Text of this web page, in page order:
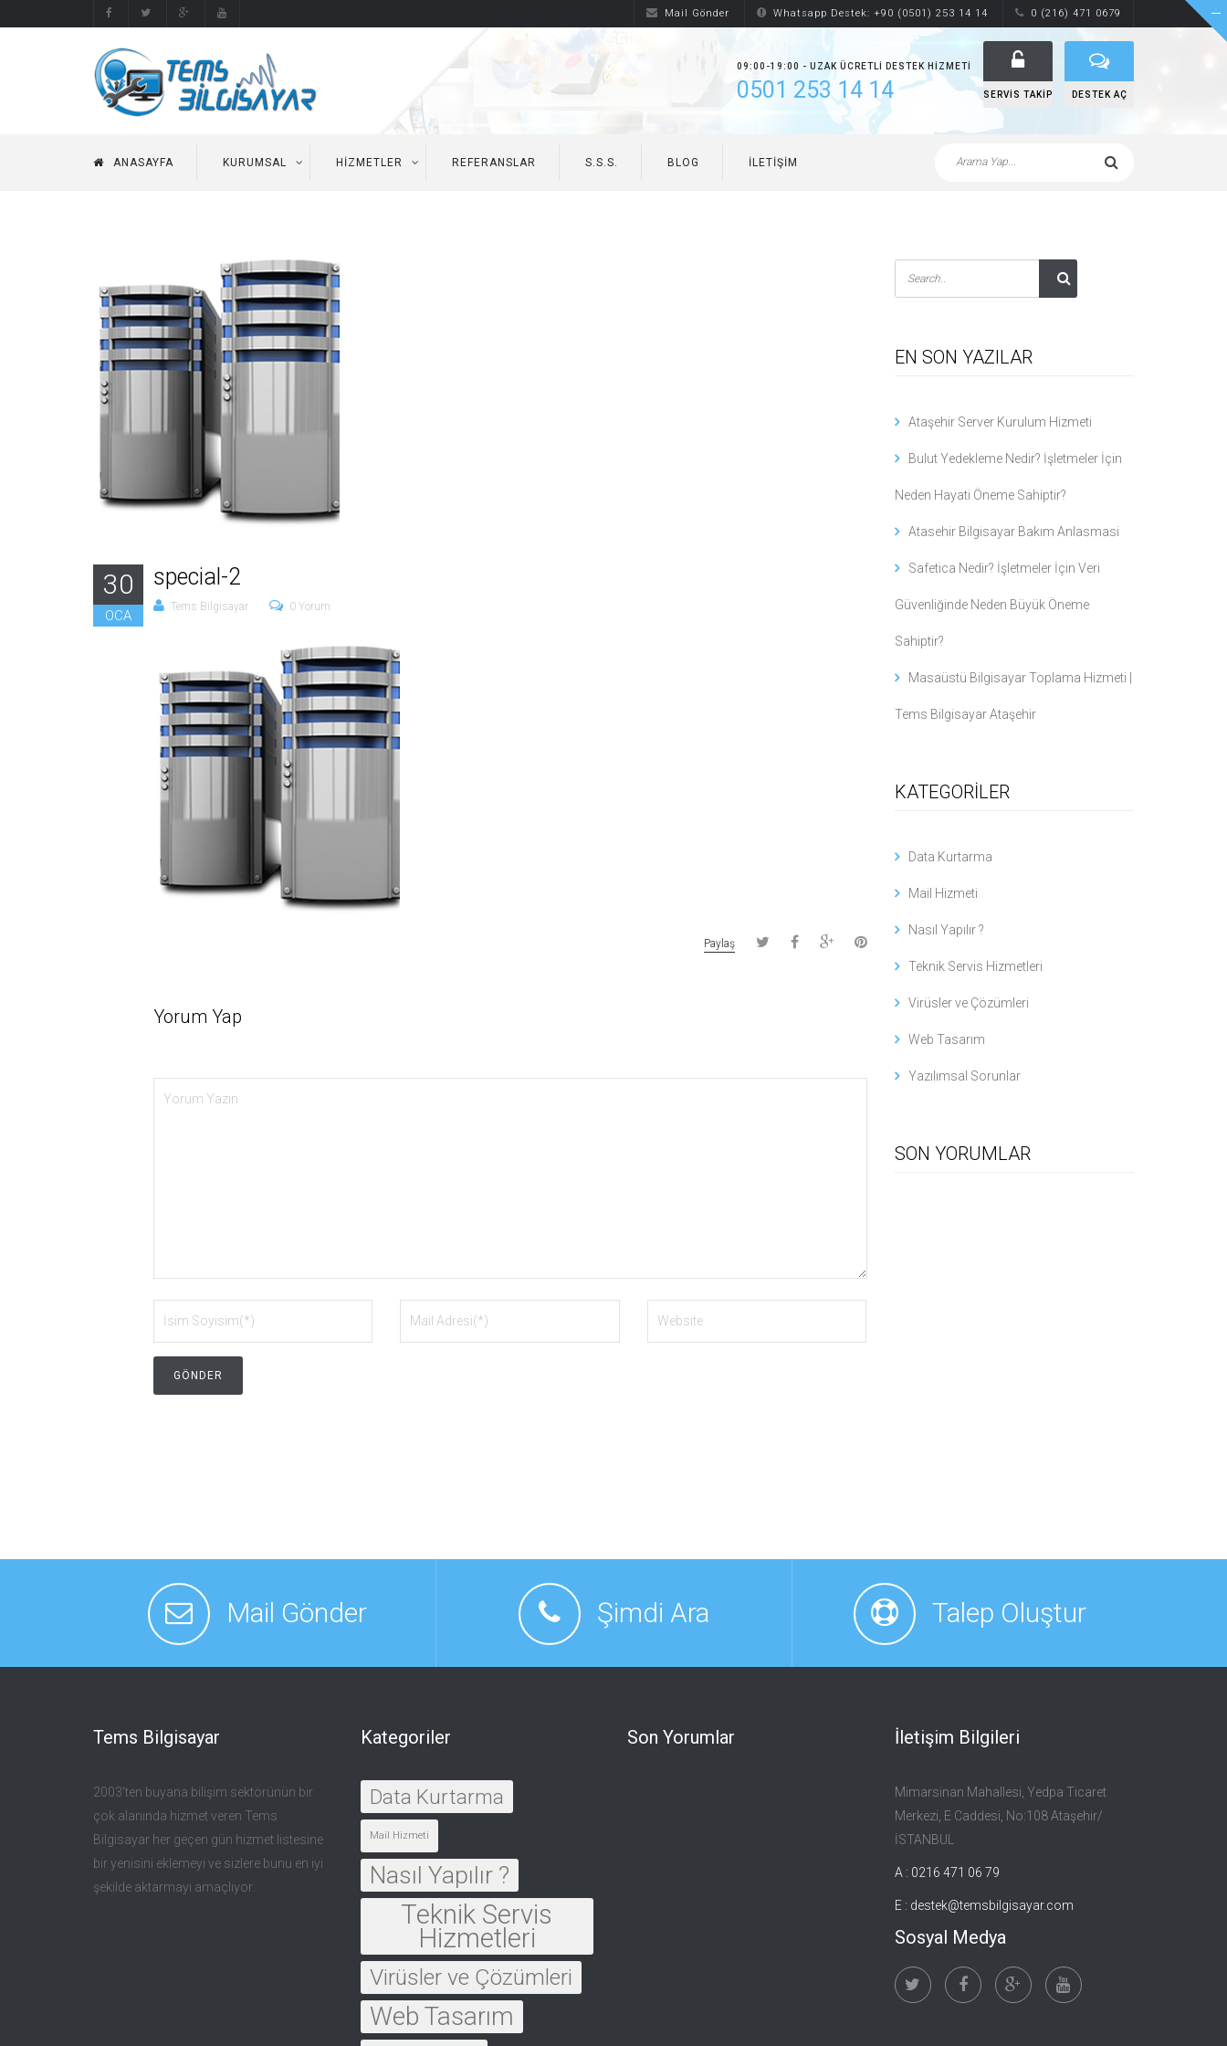
Mail Gönder Whatsapp Destek: +90 (0501) 253 14 14 0 (216) 471 0679
09:00-19:00 - UZAK ÜCRETLI DESTEK HIZMETI
0501 253 14 14 SERVIS TAKIP DESTEK AÇ
ANASAYFA KURUMSAL HIZMETLER REFERANSLAR S.S.S. BLOG İLETIŞIM
30
OCA
special-2
Tems Bilgisayar 0 Yorum
Paylaş
Yorum Yap
EN SON YAZILAR
Ataşehir Server Kurulum Hizmeti
Bulut Yedekleme Nedir? İşletmeler İçin
Neden Hayati Öneme Sahiptir?
Atasehir Bilgisayar Bakım Anlasmasi
Safetica Nedir? İşletmeler İçin Veri
Güvenliğinde Neden Büyük Öneme
Sahiptir?
Masaüstü Bilgisayar Toplama Hizmeti |
Tems Bilgisayar Ataşehir
KATEGORİLER
Data Kurtarma
Mail Hizmeti
Nasıl Yapılır ?
Teknik Servis Hizmetleri
Virüsler ve Çözümleri
Web Tasarım
Yazılımsal Sorunlar
SON YORUMLAR
Mail Gönder Şimdi Ara Talep Oluştur
Tems Bilgisayar
2003’ten buyana bilişim sektörünün bir
çok alanında hizmet veren Tems
Bilgisayar her geçen gün hizmet listesine
bir yenisini eklemeyi ve sizlere bunu en iyi
şekilde aktarmayı amaçlıyor.
Kategoriler
Data Kurtarma
Mail Hizmeti
Nasıl Yapılır ?
Teknik Servis
Hizmetleri
Virüsler ve Çözümleri
Web Tasarım
Son Yorumlar İletişim Bilgileri
Mimarsinan Mahallesi, Yedpa Ticaret
Merkezi, E Caddesi, No:108 Ataşehir/
İSTANBUL
A : 0216 471 06 79
E : destek@temsbilgisayar.com
Sosyal Medya